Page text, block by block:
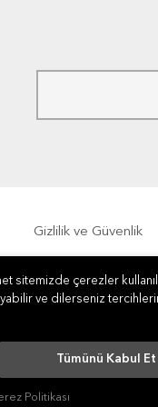
Gizlilik ve Güvenlik
Sipariş, Teslimat ve
sitemizde çerezler
ve dilerseniz
Tümünü Kabul Et
Politikası